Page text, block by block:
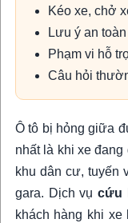
Kéo xe, chở
Lưu ý an
Phạm vi hỗ
Câu hỏi
Ô tô bị hỏng giữa
nhất là khi xe
khu dân cư, tuyến
gara. Dịch vụcứu
khách hàng khi xe